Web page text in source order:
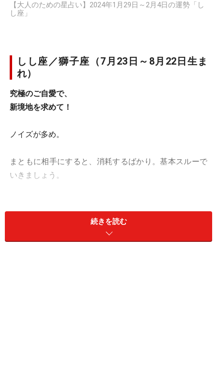
【大人のための星占い】2024年1月29日～2月4日の運勢「し
し座」
しし座／獅子座（7月23日～8月22日生ま
れ）
究極のご自愛で、
新境地を求めて！
ノイズが多め。
まともに相手にすると、消耗するばかり。基本スルーで
いきましょう。
とがあるなど、それっぽい言い訳を用意してストレスの
モトから本気で逃げて。当日欠勤的な荒業で、不可侵ム
ードを作るのもオススメです。自分の身は自分で守ると
続きを読む